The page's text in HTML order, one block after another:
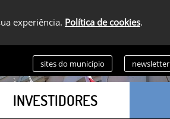
experiência. Política de cookies.
sites do município newsletter
INVESTIDORES